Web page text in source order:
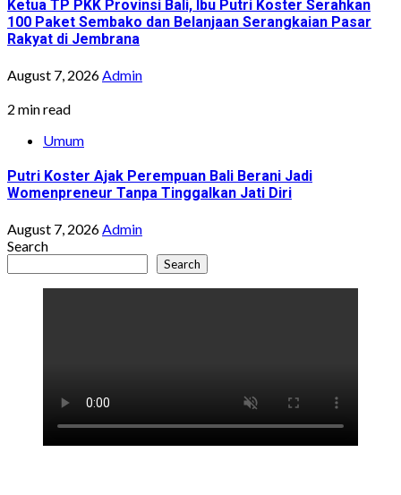
Ketua TP PKK Provinsi Bali, Ibu Putri Koster Serahkan
100 Paket Sembako dan Belanjaan Serangkaian Pasar
Rakyat di Jembrana
August 7, 2026Admin
2 min read
Umum
Putri Koster Ajak Perempuan Bali Berani Jadi
Womenpreneur Tanpa Tinggalkan Jati Diri
August 7, 2026Admin
Search
Search